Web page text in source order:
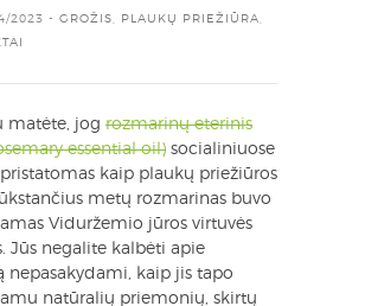
2023 - GROŽIS PLAUKŲ PRIEŽIŪRA
matėte, jog rozmarinų eterinis
essential oil) socialiniuose
kaip plaukų priežiūros
metų rozmarinas buvo
Viduržemio jūros virtuvės
Jūs negalite kalbėti apie
nepasakydami, kaip jis tapo
natūralių priemonių, skirtų